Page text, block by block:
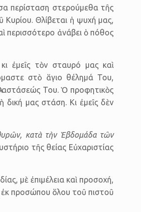
περί­σταση στερού­μεθα τῆς
Θλίβεται ἡ ψυχή μας,
περισσότερο ἀνάβει ὁ πόθος
ἐμεῖς τὸν σταυρό μας καὶ
στὸ ἅγιο θέλημά Του,
Του. Ὁ προφητικὸς
δική μας στάση. Κι ἐμεῖς δὲν
κατὰ τὴν Ἑβδομάδα τῶν
τῆς θείας Εὐχαριστίας
μὲ ἐπιμέλεια καὶ προσο­χή,
ἐκ προσώπου ὅλου τοῦ πιστοῦ